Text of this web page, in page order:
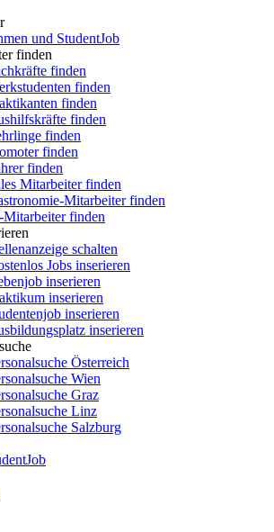
und StudentJob
finden
finden
finden
finden
finden
finden
finden
finden
Mitarbeiter finden
Mitarbeiter finden
Mitarbeiter finden
schalten
Jobs inserieren
inserieren
inserieren
inserieren
inserieren
Österreich
Wien
Graz
Linz
Salzburg